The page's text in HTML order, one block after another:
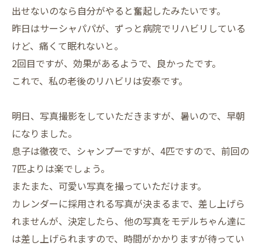
出せないのなら自分がやると奮起したみたいです。
昨日はサーシャパパが、ずっと病院でリハビリしている
けど、痛くて眠れないと。
2回目ですが、効果があるようで、良かったです。
これで、私の老後のリハビリは安泰です。
明日、写真撮影をしていただきますが、暑いので、早朝
になりました。
息子は徹夜で、シャンプーですが、4匹ですので、前回の
7匹よりは楽でしょう。
またまた、可愛い写真を撮っていただけます。
カレンダーに採用される写真が決まるまで、差し上げら
れませんが、決定したら、他の写真をモデルちゃん達に
は差し上げられますので、時間がかかりますが待ってい